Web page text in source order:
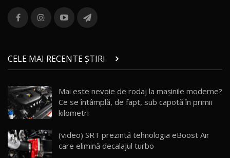
13
combină aventura cu luxul / AutoBlog.MD
36:08
chinez care face lumea să se întoarcă după el
/ AutoBlog.MD
17:27
15 14:37
16
AutoBlogMD
13:10
CELE MAI RECENTE ȘTIRI
Mai este nevoie de rodaj la mașinile moderne?
Ce se întâmplă, de fapt, sub capotă în primii
kilometri
(video) SRT prezintă tehnologia eBoost Air
care elimină decalajul turbo